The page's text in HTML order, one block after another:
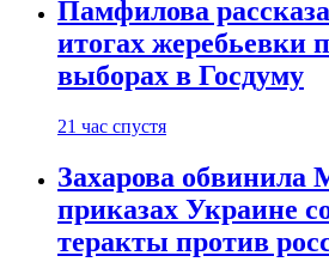
Памфилова
итогах жеребьевки
выборах в Госдуму
21 час спустя
Захарова обвинила
приказах Украине
теракты против